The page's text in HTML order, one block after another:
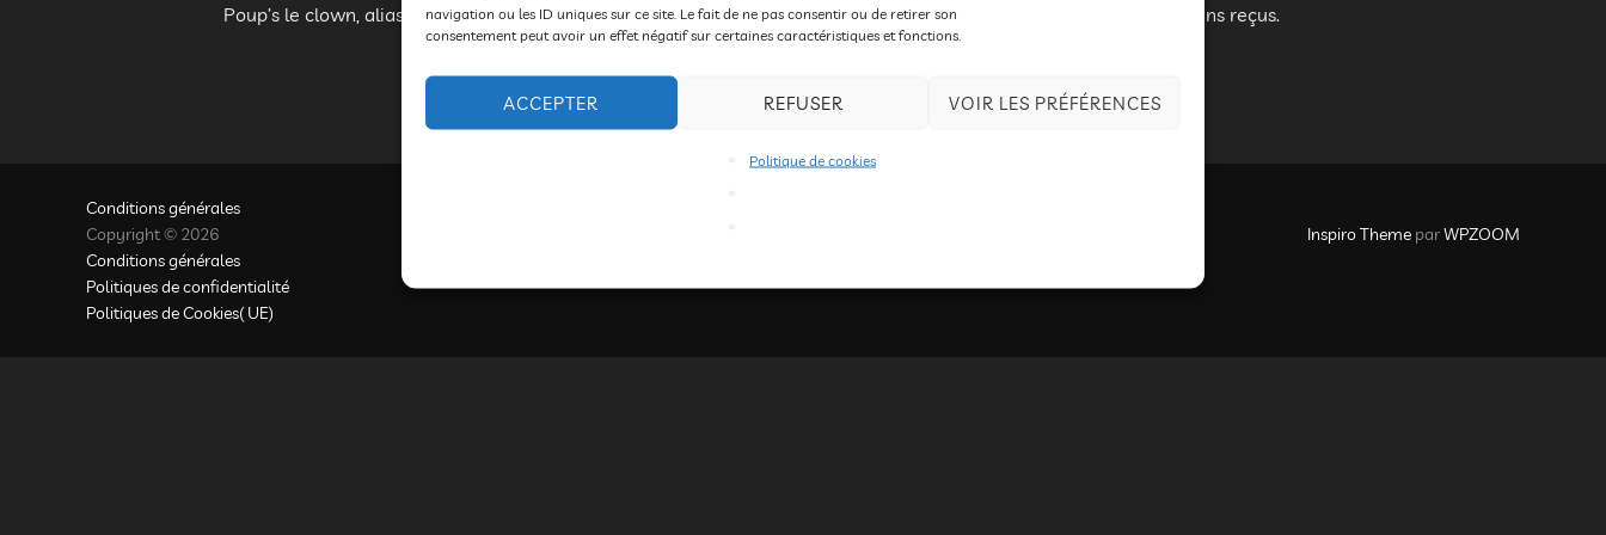
navigation ou les ID uniques sur ce site. Le fait de ne pas consentir ou de retirer son
consentement peut avoir un effet négatif sur certaines caractéristiques et fonctions.
ACCEPTER REFUSER VOIR LES PRÉFÉRENCES
Politique de cookies
Poup’s le clown, alias Cédric Flahaut était en spectacle à l’école du Vivarais. merci aux enfants pour les beaux dessins reçus.
Conditions générales
Copyright © 2026
Conditions générales
Politiques de confidentialité
Politiques de Cookies( UE)
Inspiro Theme parWPZOOM